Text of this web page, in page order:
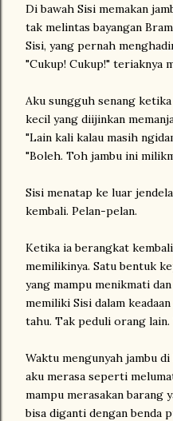
Di bawah Sisi memakan
tak melintas bayangan
Sisi, yang pernah
"Cukup! Cukup!" teriaknya
Aku sungguh senang
kecil yang diijinkan
"Lain kali kalau masih
"Boleh. Toh jambu ini
Sisi menatap ke luar
kembali. Pelan-pelan.
Ketika ia berangkat
memilikinya. Satu bentuk
yang mampu menikmati
memiliki Sisi dalam
tahu. Tak peduli orang lain.
Waktu mengunyah jambu
aku merasa seperti
mampu merasakan barang
bisa diganti dengan benda